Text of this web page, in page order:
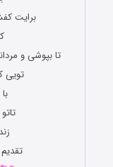
برایت
تا بپوشی و
تویی